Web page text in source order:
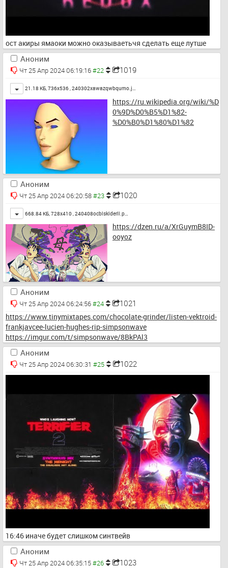
ост акиры ямаоки можно оказываетьчя сделать еще лутше
Аноним
Чт 25 Апр 2024 06:19:16 1019
Toggle
21.18 КБ, 736x536 ,240302xawazqwbqumo.j…
https://ru.wikipedia.org/wiki/%D
0%9D%D0%B5%D1%82-
%D0%B0%D1%80%D1%82
Аноним
Чт 25 Апр 2024 06:20:58 1020
Toggle
668.84 КБ, 728x410 , 240408ocblsklderll.p…
https://dzen.ru/a/XrGuymB8ID-
ooyoz
Аноним
Чт 25 Апр 2024 06:24:56 1021
https://www.tinymixtapes.com/chocolate-grinder/listen-vektroid-
frankjavcee-lucien-hughes-rip-simpsonwave
https://imgur.com/t/simpsonwave/8BkPAl3
Аноним
Чт 25 Апр 2024 06:30:31 1022
16:46 иначе будет слишком синтвейв
Аноним
Чт 25 Апр 2024 06:35:15 1023